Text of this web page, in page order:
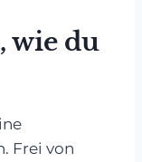
wie du
Frei von